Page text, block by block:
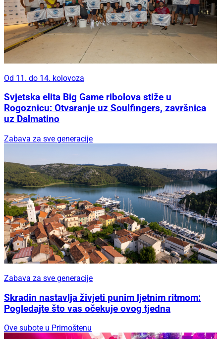
Od 11. do 14. kolovoza
Svjetska elita Big Game ribolova stiže u
Rogoznicu: Otvaranje uz Soulfingers, završnica
uz Dalmatino
Zabava za sve generacije
Zabava za sve generacije
Skradin nastavlja živjeti punim ljetnim ritmom:
Pogledajte što vas očekuje ovog tjedna
Ove subote u Primoštenu